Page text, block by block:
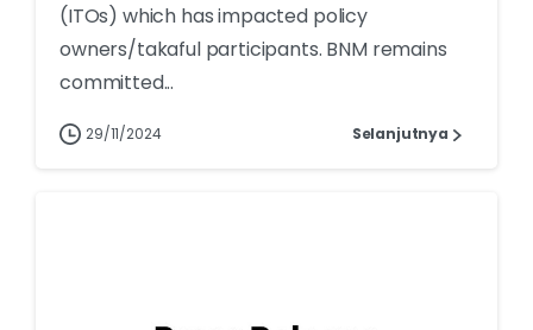
(ITOs) which has impacted policy
owners/takaful participants. BNM remains
committed...
29/11/2024 Selanjutnya